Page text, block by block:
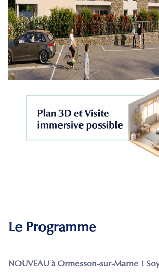
Le Programme
NOUVEAU à Ormesson-sur-Marne !